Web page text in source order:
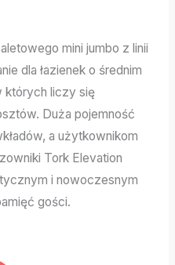
mini jumbo z linii
dla łazienek o średnim
których liczy się
Duża pojemność
a użytkownikom
Tork Elevation
i nowoczesnym
gości.